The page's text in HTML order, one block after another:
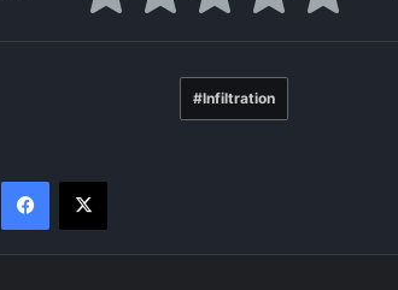
Infiltration
Facebook
X